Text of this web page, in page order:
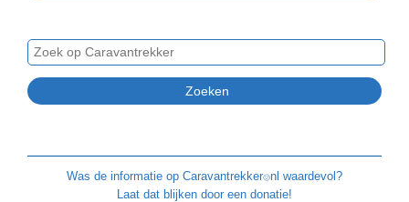
Was de informatie op Caravantrekker🙂nl waardevol?
Laat dat blijken door een donatie!